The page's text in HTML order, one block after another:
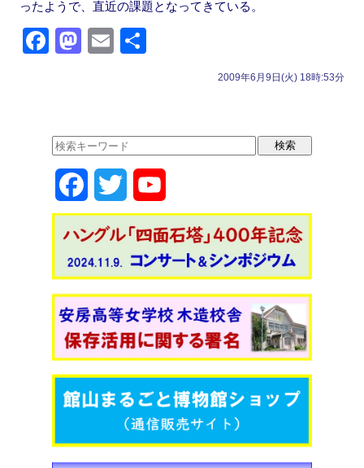
ったようで、直近の課題となってきている。
F
b
o
o
k
M
d
o
n
E
2009年6月9日(火) 18時:53分
a
e
b
o
o
w
t
t
e
r
o
T
u
b
e
C
h